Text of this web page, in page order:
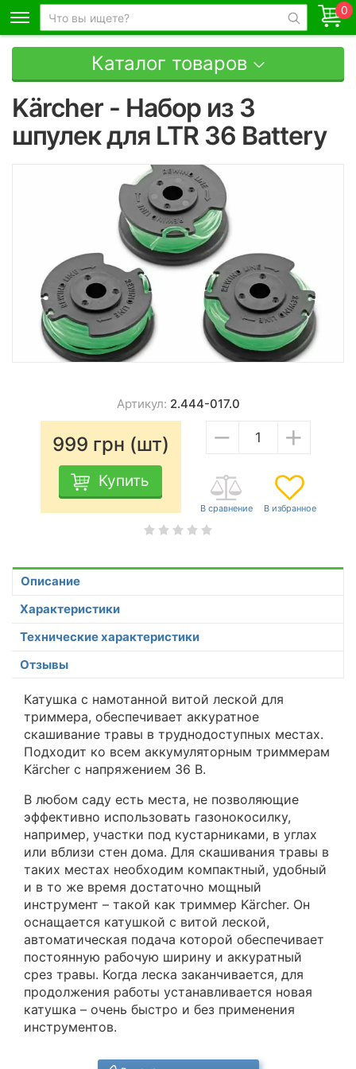
0
Каталог товаров
Kärcher - Набор из 3
шпулек для LTR 36 Battery
Артикул: 2.444-017.0
999 грн (шт)
Купить
− +
Описание
Характеристики
Технические характеристики
Отзывы
Катушка с намотанной витой леской для
триммера, обеспечивает аккуратное
скашивание травы в труднодоступных местах.
Подходит ко всем аккумуляторным триммерам
Kärcher с напряжением 36 В.
В любом саду есть места, не позволяющие
эффективно использовать газонокосилку,
например, участки под кустарниками, в углах
или вблизи стен дома. Для скашивания травы в
таких местах необходим компактный, удобный
и в то же время достаточно мощный
инструмент – такой как триммер Kärcher. Он
оснащается катушкой с витой леской,
автоматическая подача которой обеспечивает
постоянную рабочую ширину и аккуратный
срез травы. Когда леска заканчивается, для
продолжения работы устанавливается новая
катушка – очень быстро и без применения
инструментов.